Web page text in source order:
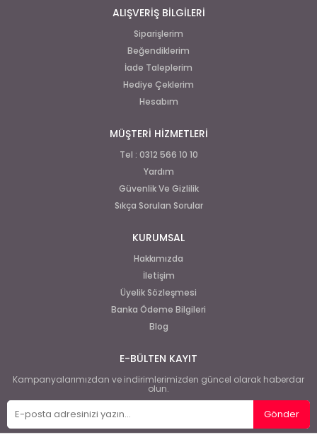
ALIŞVERİŞ BİLGİLERİ
Siparişlerim
Beğendiklerim
İade Taleplerim
Hediye Çeklerim
Hesabım
MÜŞTERİ HİZMETLERİ
Tel : 0312 566 10 10
Yardım
Güvenlik Ve Gizlilik
Sıkça Sorulan Sorular
KURUMSAL
Hakkımızda
İletişim
Üyelik Sözleşmesi
Banka Ödeme Bilgileri
Blog
E-BÜLTEN KAYIT
Kampanyalarımızdan ve indirimlerimizden güncel olarak haberdar
olun.
Gönder